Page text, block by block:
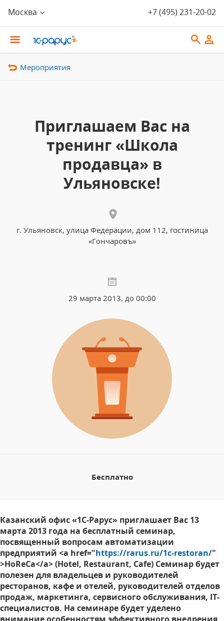
Москва +7 (495) 231-20-02
Мероприятия
Приглашаем Вас на
тренинг «Школа
продавца» в
Ульяновске!
г. Ульяновск, улица Федерации, дом 112, гостиница
«Гончаровъ»
29 марта 2013, до 00:00
Бесплатно
Казанский офис «1С-Рарус» приглашает Вас 13
марта 2013 года на бесплатный семинар,
посвященный вопросам автоматизации
предприятий <a href="https://rarus.ru/1c-restoran/"
>HoReCa</a> (Hotel, Restaurant, Cafe) Семинар будет
полезен для владельцев и руководителей
ресторанов, кафе и отелей, руководителей отделов
продаж, маркетинга, сервисного обслуживания, IT-
специалистов. На семинаре будет уделено